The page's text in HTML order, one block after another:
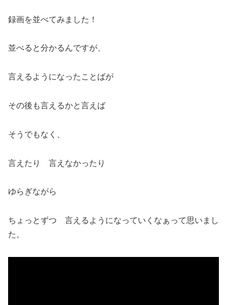
録画を並べてみました！
並べると分かるんですが、
言えるようになったことばが
その後も言えるかと言えば
そうでもなく、
言えたり 言えなかったり
ゆらぎながら
ちょっとずつ 言えるようになっていくなぁって思いまし
た。